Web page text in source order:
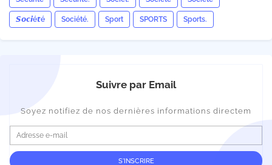
𝙎𝙤𝙘𝙞é𝙩é Société. Sport SPORTS Sports.
Suivre par Email
Soyez notifiez de nos dernières informations directem